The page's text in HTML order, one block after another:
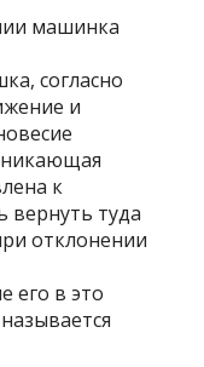
машинка
согласно
и
к
вернуть туда
отклонении
его в это